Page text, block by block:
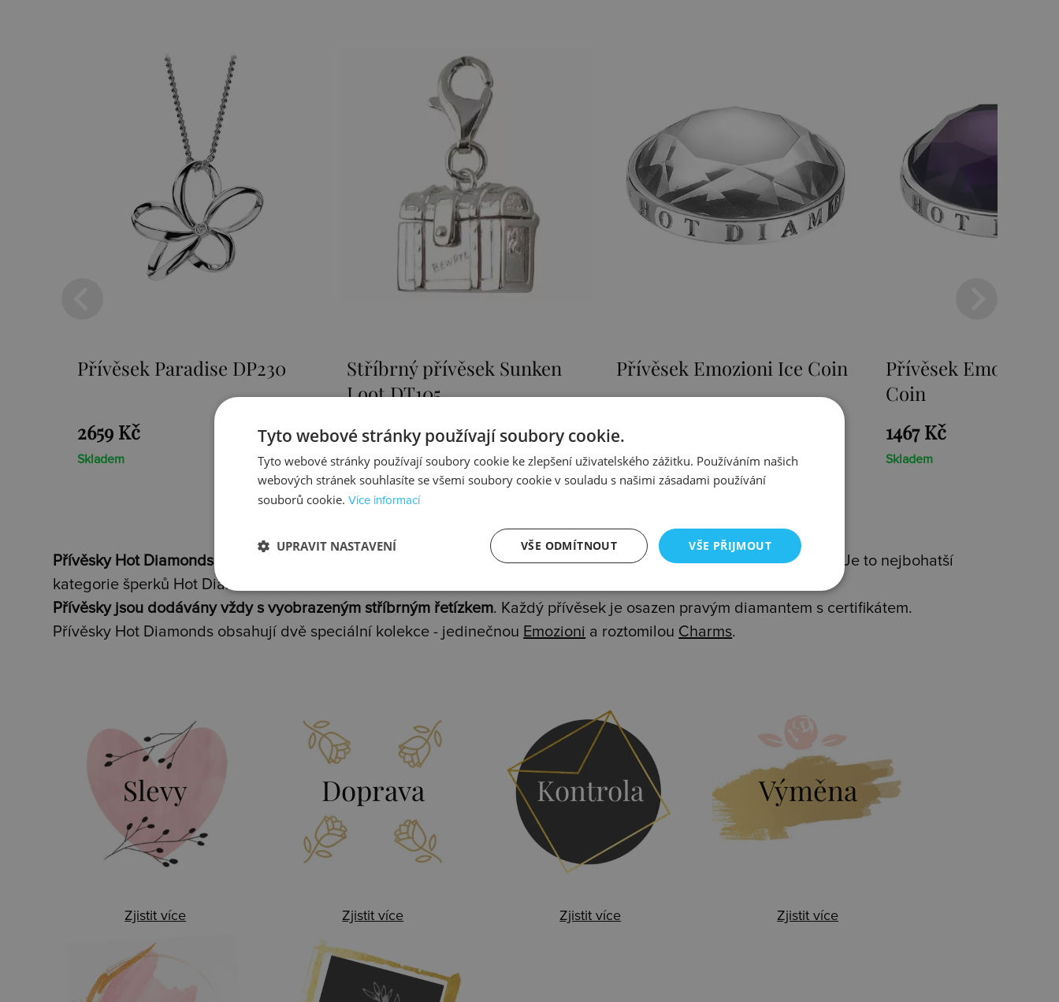
Přívěsek Paradise DP230
2659 Kč
Skladem
Stříbrný přívěsek Sunken
Loot DT105
1525 Kč
Skladem
Přívěsek Emozioni Ice Coin
1467 Kč
Skladem
Přívěsek Emozioni
Coin
1467 Kč
Skladem
Přívěsky Hot Diamonds jsou nádherné šperky z rhodiovaného nebo zlaceného stříbra prvotřídní kvality(925/1000). Je to nejbohatší
kategorie šperků Hot Diamonds.
Přívěsky jsou dodávány vždy s vyobrazeným stříbrným řetízkem. Každý přívěsek je osazen pravým diamantem s certifikátem.
Přívěsky Hot Diamonds obsahují dvě speciální kolekce - jedinečnou Emozioni a roztomilou Charms.
Slevy
Zjistit více
Doprava
Zjistit více
Kontrola
Zjistit více
Výměna
Zjistit více
Tyto webové stránky používají soubory cookie.
Tyto webové stránky používají soubory cookie ke zlepšení uživatelského zážitku. Používáním našich
webových stránek souhlasíte se všemi soubory cookie v souladu s našimi zásadami používání
souborů cookie. Více informací
VŠE PŘIJMOUT
VŠE ODMÍTNOUT
UPRAVIT NASTAVENÍ